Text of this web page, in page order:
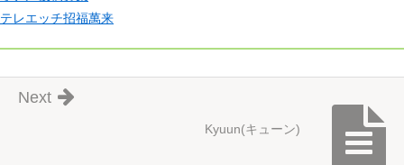
テレエッチ招福萬来
Kyuun(キューン)
Next